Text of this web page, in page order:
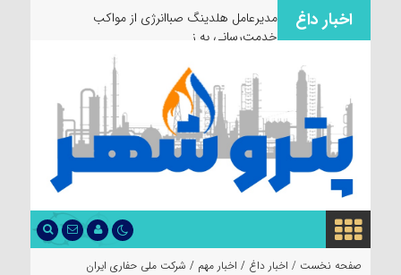
اخبار داغ
مدیرعامل هلدینگ صباانرژی از مواکب
خدمت‌رسانی به زائران و عز
صفحه نخست / اخبار داغ / اخبار مهم / شرکت ملی حفاری ایران